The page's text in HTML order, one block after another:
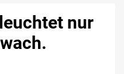
nur